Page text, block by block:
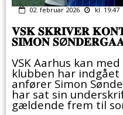
02. februar 2026 kl. 19:47
𝐕𝐒𝐊 𝐒𝐊𝐑𝐈𝐕𝐄𝐑
𝐒𝐈𝐌𝐎𝐍
VSK Aarhus kan
klubben har
anfører Simon
har sat sin
gældende frem til